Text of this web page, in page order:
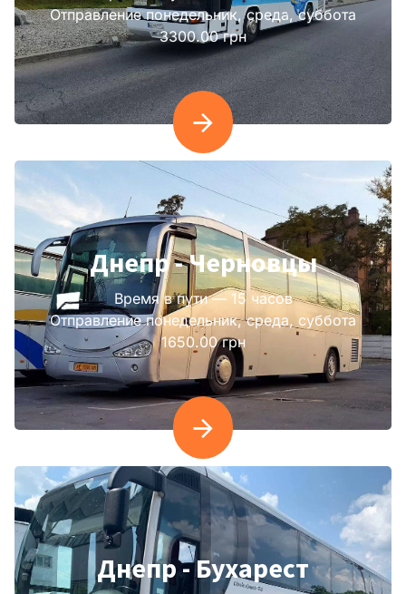
Отправление понедельник, среда, суббота
3300.00 грн
Днепр - Черновцы
Время в пути — 15 часов
Отправление понедельник, среда, суббота
1650.00 грн
Днепр - Бухарест